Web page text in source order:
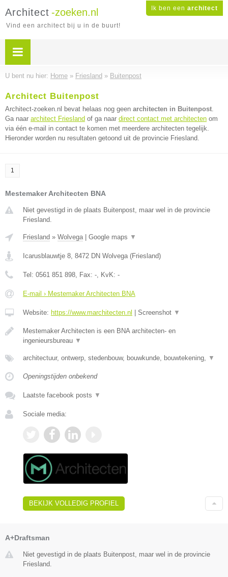
Ik ben een architect
Architect -zoeken.nl
Vind een architect bij u in de buurt!
U bent nu hier: Home » Friesland » Buitenpost
Architect Buitenpost
Architect-zoeken.nl bevat helaas nog geen architecten in Buitenpost.
Ga naar architect Friesland of ga naar direct contact met architecten om
via één e-mail in contact te komen met meerdere architecten tegelijk.
Hieronder worden nu resultaten getoond uit de provincie Friesland.
1
Mestemaker Architecten BNA
Niet gevestigd in de plaats Buitenpost, maar wel in de provincie
Friesland.
Friesland » Wolvega| Google maps ▼
Icarusblauwtje 8, 8472 DN Wolvega(Friesland)
Tel: 0561 851 898, Fax: -, KvK: -
E-mail › Mestemaker Architecten BNA
Website: https://www.marchitecten.nl Screenshot ▼
Mestemaker Architecten is een BNA architecten- en
ingenieursbureau ▼
architectuur, ontwerp, stedenbouw, bouwkunde, bouwtekening, ▼
Openingstijden onbekend
Laatste facebook posts ▼
Sociale media:
BEKIJK VOLLEDIG PROFIEL
A+Draftsman
Niet gevestigd in de plaats Buitenpost, maar wel in de provincie
Friesland.